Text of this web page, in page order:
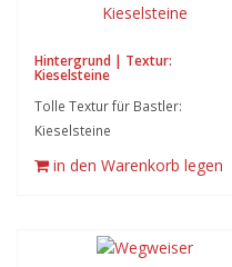
Hintergrund | Textur:
Kieselsteine
Tolle Textur für Bastler:
Kieselsteine
in den Warenkorb legen